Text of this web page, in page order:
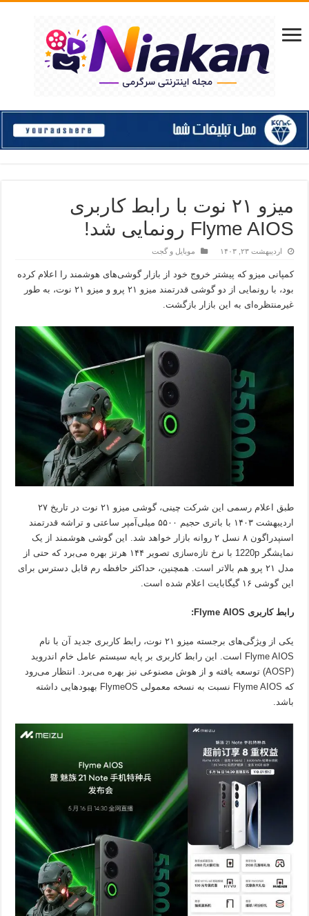
میزو ۲۱ نوت با رابط کاربری
Flyme AIOS رونمایی شد!
اردیبهشت ۲۳, ۱۴۰۳ موبایل و گجت
کمپانی میزو که پیشتر خروج خود از بازار گوشی‌های هوشمند را اعلام کرده
بود، با رونمایی از دو گوشی قدرتمند میزو ۲۱ پرو و میزو ۲۱ نوت، به طور
غیرمنتظره‌ای به این بازار بازگشت.
طبق اعلام رسمی این شرکت چینی، گوشی میزو ۲۱ نوت در تاریخ ۲۷
اردیبهشت ۱۴۰۳ با باتری حجیم ۵۵۰۰ میلی‌آمپر ساعتی و تراشه قدرتمند
اسنپدراگون ۸ نسل ۲ روانه بازار خواهد شد. این گوشی هوشمند از یک
نمایشگر 1220p با نرخ تازه‌سازی تصویر ۱۴۴ هرتز بهره می‌برد که حتی از
مدل ۲۱ پرو هم بالاتر است. همچنین، حداکثر حافظه رم قابل دسترس برای
این گوشی ۱۶ گیگابایت اعلام شده است.
رابط کاربری Flyme AIOS:
یکی از ویژگی‌های برجسته میزو ۲۱ نوت، رابط کاربری جدید آن با نام
Flyme AIOS است. این رابط کاربری بر پایه سیستم عامل خام اندروید
(AOSP) توسعه یافته و از هوش مصنوعی نیز بهره می‌برد. انتظار می‌رود
که Flyme AIOS نسبت به نسخه معمولی FlymeOS بهبودهایی داشته
باشد.